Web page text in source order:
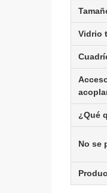
Vidrio
¿Qué
No se